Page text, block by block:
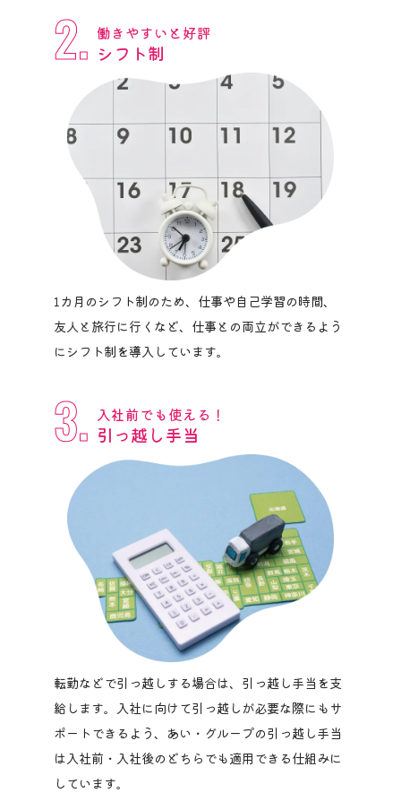
2. 働きやすいと好評
シフト制
1カ月のシフト制のため、仕事や自己学習の時間、
友人と旅行に行くなど、仕事との両立ができるよう
にシフト制を導入しています。
3. 入社前でも使える！
引っ越し手当
転勤などで引っ越しする場合は、引っ越し手当を支
給します。入社に向けて引っ越しが必要な際にもサ
ポートできるよう、あい・グループの引っ越し手当
は入社前・入社後のどちらでも適用できる仕組みに
しています。